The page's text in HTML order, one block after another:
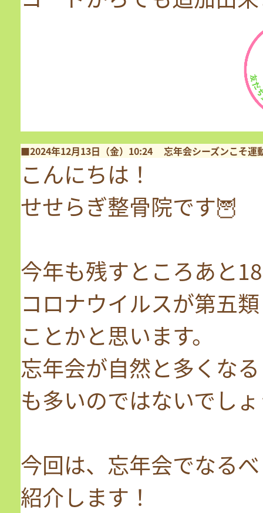
■2024年12月13日（金）10:24 忘年会シーズンこそ運
こんにちは！
せせらぎ整骨院です🦉
今年も残すところあと
コロナウイルスが第五
ことかと思います。
忘年会が自然と多くな
も多いのではないでし
今回は、忘年会でなる
紹介します！